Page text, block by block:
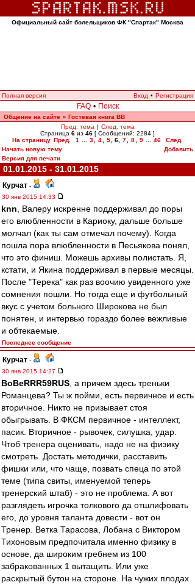
Официальный сайт болельщиков ФК "Спартак" Москва
Полная версия Вход • Регистрация
FAQ • Поиск
Общение на сайте » Гостевая книга ВВ
Пред. тема | След. тема
Страница 6 из 46 [ Сообщений: 2284 ]
На страницу Пред. 1 3 4 5 6 7 8 9 46
След.
Начать новую тему
Добавить
Версия для печати
01.01.2015 - 31.01.2015
Курчат -
30 янв 2015 14:33
knn , Валеру искренне поддерживал до поры
его влюбленности в Кариоку, дальше больше
молчал (как ты сам отмечал почему). Когда
пошла пора влюбленности в Песьякова понял,
что это финиш. Можешь архивы полистать. Я,
кстати, и Якина поддерживал в первые месяцы.
После "Терека" как раз воочию увиденного уже
сомнения пошли. Но тогда еще и футбольный
вкус с учетом больного Широкова не был
понятен, и интервью гораздо более вежливые
и обтекаемые.
Последнее сообщение
Курчат -
30 янв 2015 14:27
BoBeRRR59RUS , а причем здесь треньки
Романцева? Ты ж пойми, есть первичное и есть
вторичное. Никто не призывает стоя
обыгрывать. В ФКСМ первичное - интеллект,
пасик. Вторичное - рывочек, силушка, удар.
Чтоб тренера оценивать, надо не на физику
смотреть. Достать методички, расставить
фишки или, что чаще, позвать спеца по этой
теме (типа свиты, именуемой теперь
тренерский штаб) - это не проблема. А вот
разглядеть игрочка толкового да отшлифовать
его, до уровня таланта довести - вот он
Тренер. Ветка Тарасова, Лобана с Виктором
Тихоновым предпочитала именно физику в
основе, да широким гребнем из 100
забракованных 1 вытащить. Или уже
раскрытый бутон на стороне. На чужих плодах